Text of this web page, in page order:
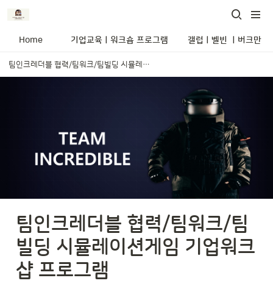
Home 기업교육ㅣ워크숍 프로그램 갤럽ㅣ벨빈 ㅣ버크만
팀인크레더블 협력/팀워크/팀빌딩 시뮬레이션게임 기업워크샵 프로그램
팀인크레더블 협력/팀워크/팀
빌딩 시뮬레이션게임 기업워크
샵 프로그램